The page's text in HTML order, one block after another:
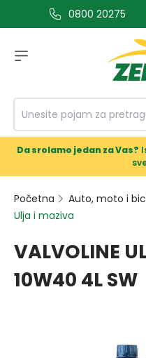
glavni sadržaj0800 20275
Da srolamo jedan za Vas?
Početna
Auto, moto i
Ulja i maziva
VALVOLINE
10W40 4L SW